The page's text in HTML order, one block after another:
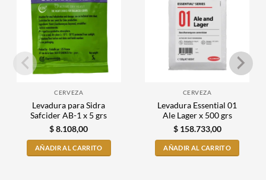
CERVEZA
Levadura para Sidra
Safcider AB-1 x 5 grs
$8.108,00
AÑADIR AL CARRITO
CERVEZA
Levadura Essential 01
Ale Lager x 500 grs
$158.733,00
AÑADIR AL CARRITO